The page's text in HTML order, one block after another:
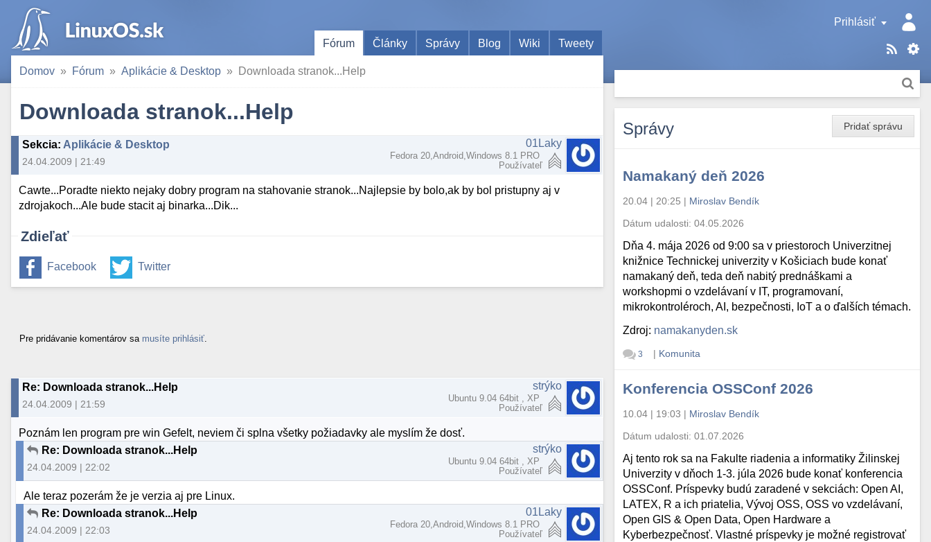
Prihlásiť
Fórum
Články Správy Blog Wiki Tweety
Domov Fórum Aplikácie & Desktop Downloada stranok...Help
Downloada stranok...Help
Sekcia: Aplikácie & Desktop
24.04.2009 | 21:49
01Laky
Fedora 20,Android,Windows 8.1 PRO
Používateľ
Cawte...Poradte niekto nejaky dobry program na stahovanie stranok...Najlepsie by bolo,ak by bol pristupny aj v
zdrojakoch...Ale bude stacit aj binarka...Dik...
Zdieľať
Facebook Twitter
Pre pridávanie komentárov sa musíte prihlásiť
Re: Downloada stranok...Help
24.04.2009 | 21:59
strýko
Ubuntu 9.04 64bit , XP
Používateľ
Poznám len program pre win Gefelt, neviem či splna všetky požiadavky ale myslím že dosť.
Re: Downloada stranok...Help
24.04.2009 | 22:02
strýko
Ubuntu 9.04 64bit , XP
Používateľ
Ale teraz pozerám že je verzia aj pre Linux.
Re: Downloada stranok...Help
24.04.2009 | 22:03
01Laky
Fedora 20,Android,Windows 8.1 PRO
Používateľ
Pridať správu
Správy
Namakaný deň 2026
20.04 | 20:25 | Miroslav Bendík
Dátum udalosti:04.05.2026
Dňa 4. mája 2026 od 9:00 sa v priestoroch Univerzitnej
knižnice Technickej univerzity v Košiciach bude konať
namakaný deň, teda deň nabitý prednáškami a
workshopmi o vzdelávaní v IT, programovaní,
mikrokontroléroch, AI, bezpečnosti, IoT a o ďalších témach.
Zdroj: namakanyden.sk
3 | Komunita
Konferencia OSSConf 2026
10.04 | 19:03 | Miroslav Bendík
Dátum udalosti:01.07.2026
Aj tento rok sa na Fakulte riadenia a informatiky Žilinskej
Univerzity v dňoch 1-3. júla 2026 bude konať konferencia
OSSConf. Príspevky budú zaradené v sekciách: Open AI,
LATEX, R a ich priatelia, Vývoj OSS, OSS vo vzdelávaní,
Open GIS & Open Data, Open Hardware a
Kyberbezpečnosť. Vlastné príspevky je možné registrovať